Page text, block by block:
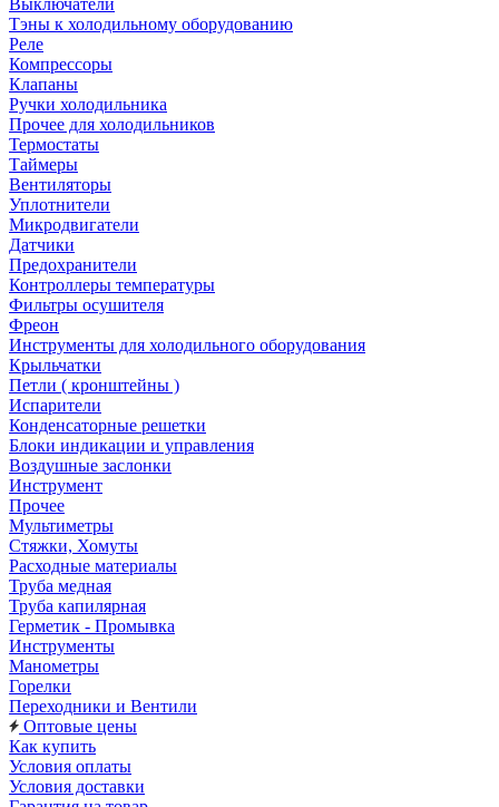
Выключатели
Тэны к холодильному оборудованию
Реле
Компрессоры
Клапаны
Ручки холодильника
Прочее для холодильников
Термостаты
Таймеры
Вентиляторы
Уплотнители
Микродвигатели
Датчики
Предохранители
Контроллеры температуры
Фильтры осушителя
Фреон
Инструменты для холодильного оборудования
Крыльчатки
Петли ( кронштейны )
Испарители
Конденсаторные решетки
Блоки индикации и управления
Воздушные заслонки
Инструмент
Прочее
Мультиметры
Стяжки, Хомуты
Расходные материалы
Труба медная
Труба капилярная
Герметик - Промывка
Инструменты
Манометры
Горелки
Переходники и Вентили
Оптовые цены
Как купить
Условия оплаты
Условия доставки